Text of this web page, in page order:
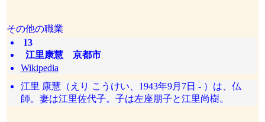
その他の職業
13
江里康慧 京都市
Wikipedia
江里 康慧（えり こうけい、1943年9月7日 - ）は、仏
師。妻は江里佐代子。子は左座朋子と江里尚樹。